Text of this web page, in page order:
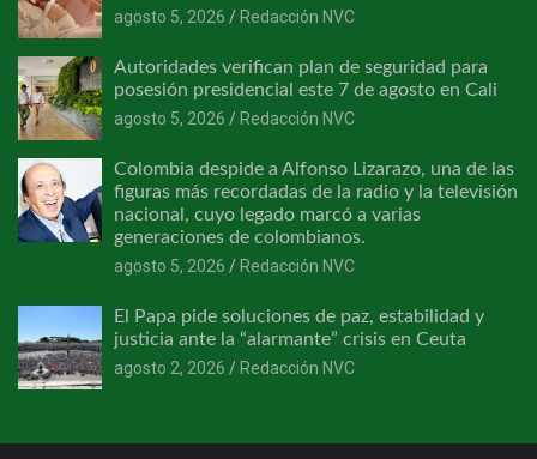
agosto 5, 2026
Redacción NVC
Autoridades verifican plan de seguridad para
posesión presidencial este 7 de agosto en Cali
agosto 5, 2026
Redacción NVC
Colombia despide a Alfonso Lizarazo, una de las
figuras más recordadas de la radio y la televisión
nacional, cuyo legado marcó a varias
generaciones de colombianos.
agosto 5, 2026
Redacción NVC
El Papa pide soluciones de paz, estabilidad y
justicia ante la “alarmante” crisis en Ceuta
agosto 2, 2026
Redacción NVC